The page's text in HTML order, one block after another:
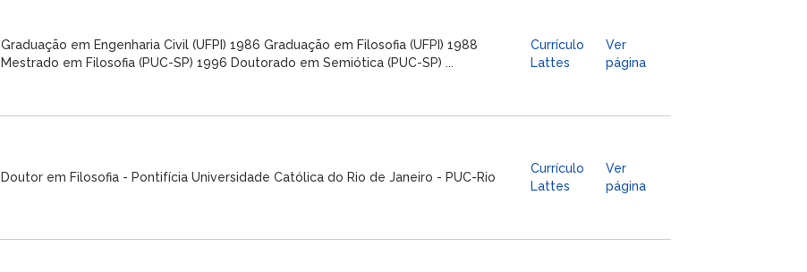
Graduação em Engenharia Civil (UFPI) 1986 Graduação em Filosofia (UFPI) 1988
Mestrado em Filosofia (PUC-SP) 1996 Doutorado em Semiótica (PUC-SP) ...
Currículo
Lattes
Ver
página
Doutor em Filosofia - Pontifícia Universidade Católica do Rio de Janeiro - PUC-Rio
Currículo
Lattes
Ver
página